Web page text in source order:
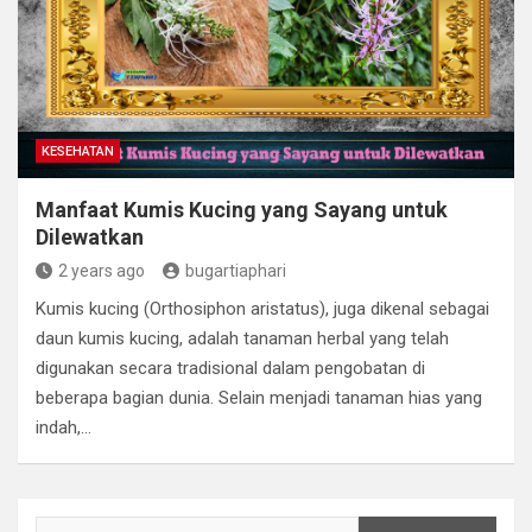
KESEHATAN
Manfaat Kumis Kucing yang Sayang untuk
Dilewatkan
2 years ago bugartiaphari
Kumis kucing (Orthosiphon aristatus), juga dikenal sebagai
daun kumis kucing, adalah tanaman herbal yang telah
digunakan secara tradisional dalam pengobatan di
beberapa bagian dunia. Selain menjadi tanaman hias yang
indah,…